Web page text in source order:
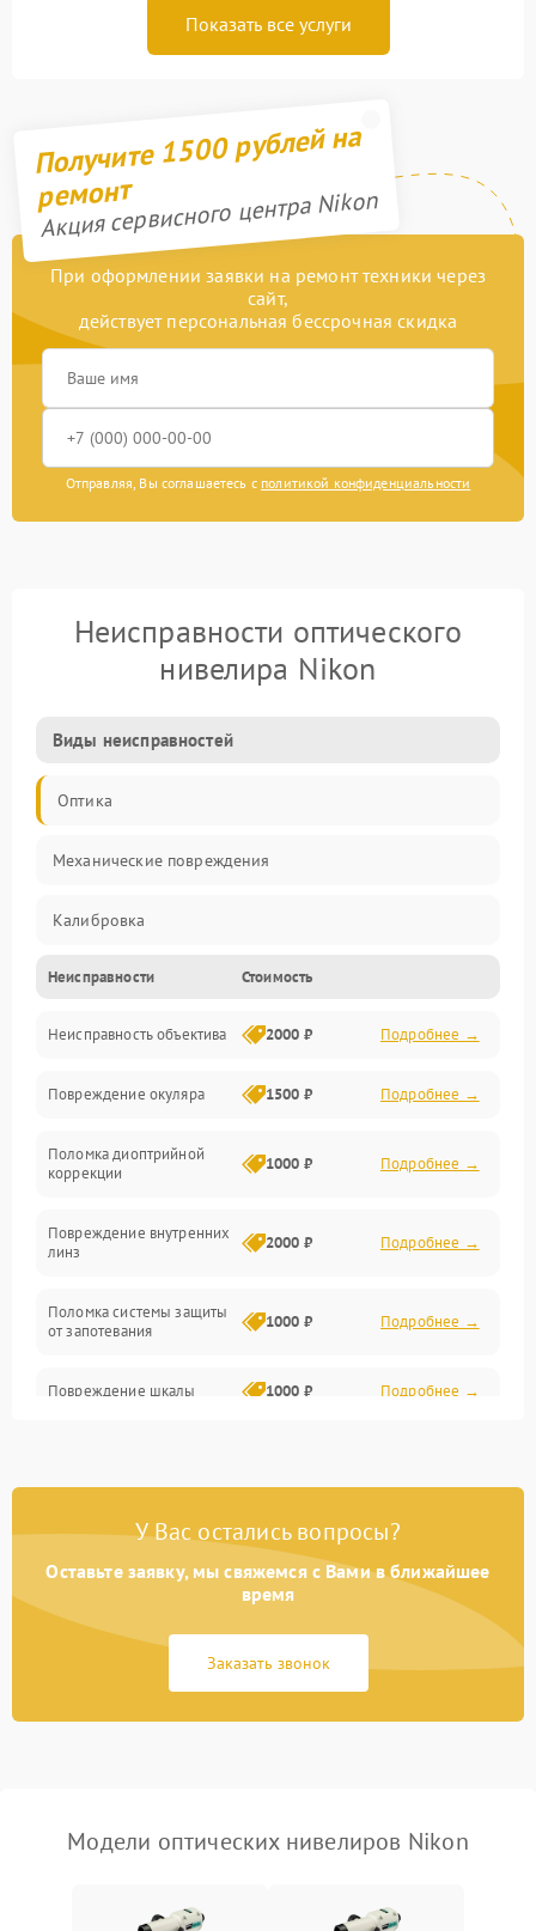
Показать все услуги
Получите 1500 рублей на
ремонт
Акция сервисного центра Nikon
При оформлении заявки на ремонт техники через
сайт,
действует персональная бессрочная скидка
Отправляя, Вы соглашаетесь с политикой конфиденциальности
Неисправности оптического
нивелира Nikon
Виды неисправностей
Оптика
Механические повреждения
Калибровка
Механика
Электропитание
Электроника
Аксессуары
Неисправности Стоимость
Неисправность объектива 2000 ₽ Подробнее →
Повреждение окуляра 1500 ₽ Подробнее →
Поломка диоптрийной
коррекции
1000 ₽ Подробнее →
Повреждение внутренних
линз
2000 ₽ Подробнее →
Поломка системы защиты
от запотевания
1000 ₽ Подробнее →
Повреждение шкалы 1000 ₽ Подробнее →
Царапины на линзах 2500 ₽ Подробнее →
Потеря резкости 2000 ₽
Искажение изображения 2000 ₽
У Вас остались вопросы?
Оставьте заявку, мы свяжемся с Вами в ближайшее
время
Заказать звонок
Модели оптических нивелиров Nikon